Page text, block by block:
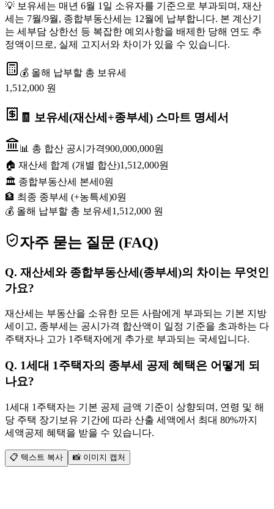
💡 보유세는 매년 6월 1일 소유자를 기준으로 부과되며, 재산
세는 7월/9월, 종합부동산세는 12월에 납부합니다. 본 계산기
는 세부담 상한선 등 복잡한 예외사항을 배제한 당해 연도 추
정액이므로, 실제 고지서와 차이가 있을 수 있습니다.
💰 올해 납부할 총 보유세
1,512,000 원
🧾 보유세(재산세+종부세) 스마트 명세서
📊 총 합산 공시가격900,000,000원
🏠 재산세 합계 (개별 합산)1,512,000원
🏛️ 종합부동산세 본세 0원
🏦 최종 종부세 (+농특세)0원
💰 올해 납부할 총 보유세 1,512,000 원
자주 묻는 질문 (FAQ)
Q. 재산세와 종합부동산세(종부세)의 차이는 무엇인
가요?
재산세는 부동산을 소유한 모든 사람에게 부과되는 기본 지방
세이고, 종부세는 공시가격 합산액이 일정 기준을 초과하는 다
주택자나 고가 1주택자에게 추가로 부과되는 국세입니다.
Q. 1세대 1주택자의 종부세 공제 혜택은 어떻게 되
나요?
1세대 1주택자는 기본 공제 금액 기준이 상향되며, 연령 및 해
당 주택 장기보유 기간에 따라 산출 세액에서 최대 80%까지
세액공제 혜택을 받을 수 있습니다.
📋 텍스트 복사 📸 이미지 캡처